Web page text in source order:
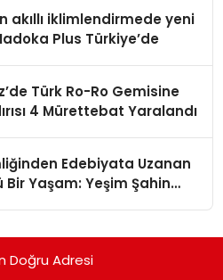
akıllı iklimlendirmede yeni
Plus Türkiye’de
Türk Ro-Ro Gemisine
4 Mürettebat Yaralandı
Edebiyata Uzanan
Bir Yaşam: Yeşim Şahin
Doğru Adresi